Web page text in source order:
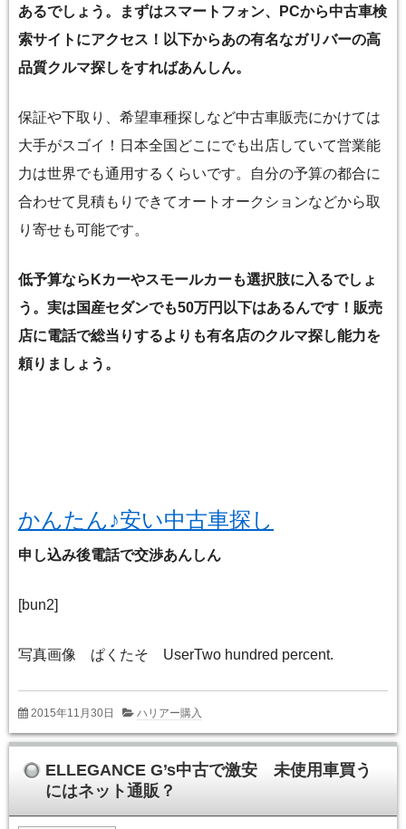
あるでしょう。まずはスマートフォン、PCから中古車検
索サイトにアクセス！以下からあの有名なガリバーの高
品質クルマ探しをすればあんしん。
保証や下取り、希望車種探しなど中古車販売にかけては
大手がスゴイ！日本全国どこにでも出店していて営業能
力は世界でも通用するくらいです。自分の予算の都合に
合わせて見積もりできてオートオークションなどから取
り寄せも可能です。
低予算ならKカーやスモールカーも選択肢に入るでしょ
う。実は国産セダンでも50万円以下はあるんです！販売
店に電話で総当りするよりも有名店のクルマ探し能力を
頼りましょう。
かんたん♪安い中古車探し
申し込み後電話で交渉あんしん
[bun2]
写真画像 ぱくたそ UserTwo hundred percent.
2015年11月30日 ハリアー購入
ELLEGANCE G’s中古で激安 未使用車買う
にはネット通販？